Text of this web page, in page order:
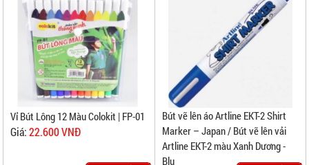
Vỉ Bút Lông 12 Màu Colokit | FP-01
Giá:22.600 VNĐ
Bút vẽ lên áo Artline EKT-2 Shirt
Marker – Japan / Bút vẽ lên vải
Artline EKT-2 màu Xanh Dương -
Blu